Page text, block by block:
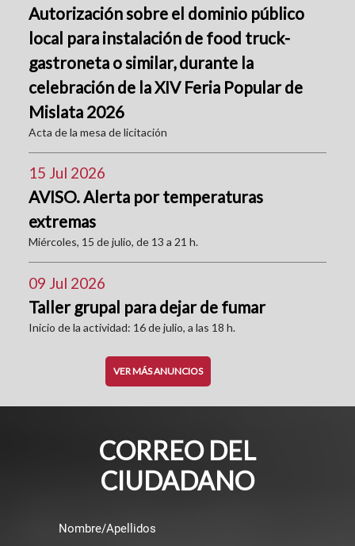
Autorización sobre el dominio público
local para instalación de food truck-
gastroneta o similar, durante la
celebración de la XIV Feria Popular de
Mislata 2026
Acta de la mesa de licitación
15 Jul 2026
AVISO. Alerta por temperaturas
extremas
Miércoles, 15 de julio, de 13 a 21 h.
09 Jul 2026
Taller grupal para dejar de fumar
Inicio de la actividad: 16 de julio, a las 18 h.
VER MÁS ANUNCIOS
CORREO DEL
CIUDADANO
Nombre/Apellidos